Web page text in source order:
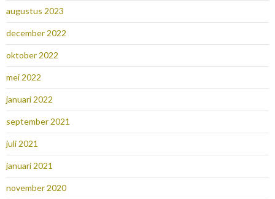
augustus 2023
december 2022
oktober 2022
mei 2022
januari 2022
september 2021
juli 2021
januari 2021
november 2020